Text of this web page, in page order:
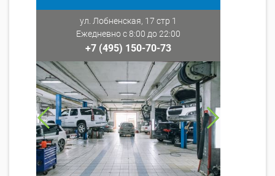
ул. Лобненская, 17 стр 1
Ежедневно с 8:00 до 22:00
+7 (495) 150-70-73